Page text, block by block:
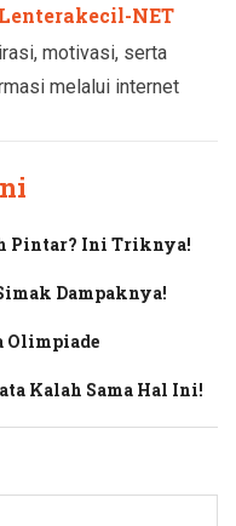
Lenterakecil-NET
motivasi, serta
melalui internet
Pintar? Ini Triknya!
Dampaknya!
Olimpiade
Kalah Sama Hal Ini!